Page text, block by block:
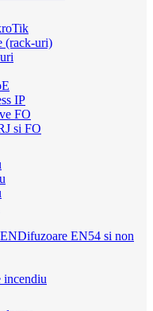
(rack-uri)
IP
FO
si FO
Difuzoare EN54 si non
incendiu